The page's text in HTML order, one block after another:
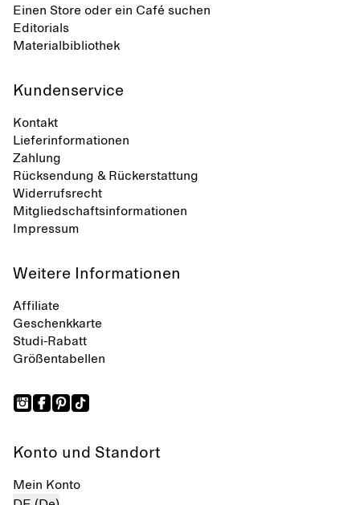
Einen Store oder ein Café suchen
Editorials
Materialbibliothek
Kundenservice
Kontakt
Lieferinformationen
Zahlung
Rücksendung & Rückerstattung
Widerrufsrecht
Mitgliedschaftsinformationen
Impressum
Weitere Informationen
Affiliate
Geschenkkarte
Studi-Rabatt
Größentabellen
Konto und Standort
Mein Konto